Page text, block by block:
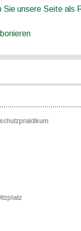
Sie unsere Seite als